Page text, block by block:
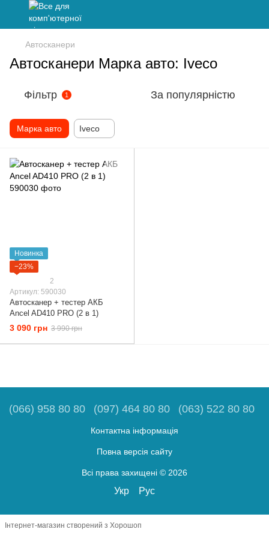
Автосканери
Автосканери Марка авто: Iveco
Фільтр 1 За популярністю
Марка авто Iveco
Новинка
−23%
2
Артикул: 590030
Автосканер + тестер АКБ
Ancel AD410 PRO (2 в 1)
3 090 грн 3 990 грн
(066) 958 80 80 (097) 464 80 80 (063) 522 80 80
Контактна інформація
Повна версія сайту
Всі права захищені © 2026
Укр Рус
Інтернет-магазин створений з Хорошоп